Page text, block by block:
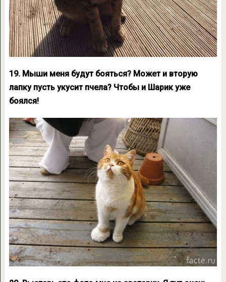
19. Мыши меня будут бояться? Может и вторую
лапку пусть укусит пчела? Чтобы и Шарик уже
боялся!